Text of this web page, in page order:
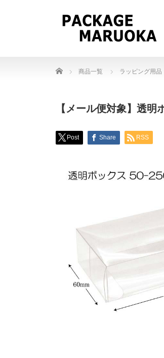
Home 商品一覧 ラッピング用品
【メール便対象】透
Post Share RSS